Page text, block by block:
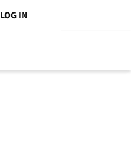
LOG IN